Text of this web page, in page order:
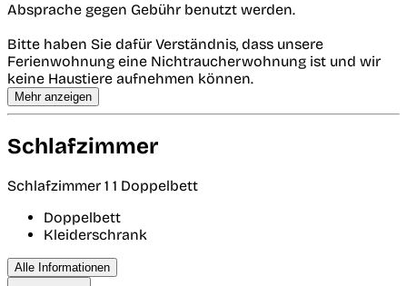
Absprache gegen Gebühr benutzt werden.
Bitte haben Sie dafür Verständnis, dass unsere
Ferienwohnung eine Nichtraucherwohnung ist und wir
keine Haustiere aufnehmen können.
Mehr anzeigen
Schlafzimmer
Schlafzimmer 1 1 Doppelbett
Doppelbett
Kleiderschrank
Alle Informationen